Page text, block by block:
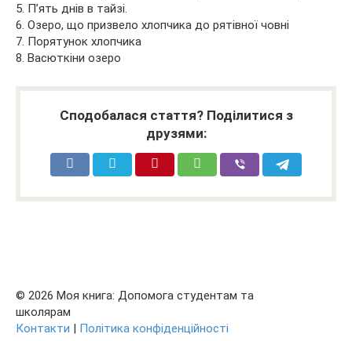
5. П’ять днів в тайзі.
6. Озеро, що призвело хлопчика до рятівної човні
7. Порятунок хлопчика
8. Васюткіни озеро
Сподобалася стаття? Поділитися з
друзями:
© 2026 Моя книга: Допомога студентам та
школярам
Контакти | Політика конфіденційності